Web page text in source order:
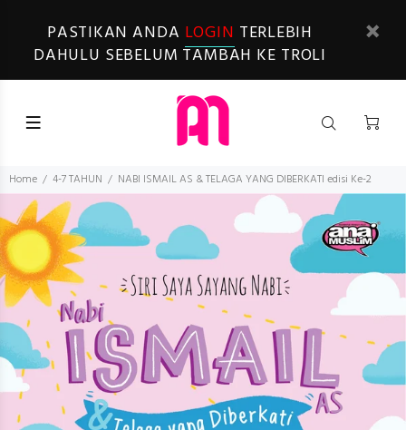
PASTIKAN ANDA LOGIN TERLEBIH
DAHULU SEBELUM TAMBAH KE TROLI
Home 4-7 TAHUN NABI ISMAIL AS & TELAGA YANG DIBERKATI edisi Ke-2